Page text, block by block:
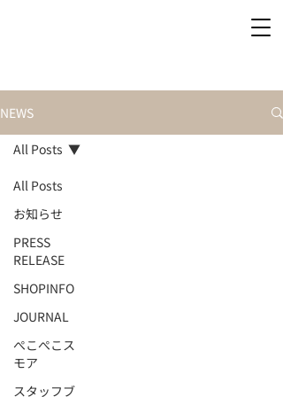
NEWS
All Posts
お知らせ
PRESS
RELEASE
SHOPINFO
JOURNAL
ぺこぺこス
モア
スタッフブ
All Posts